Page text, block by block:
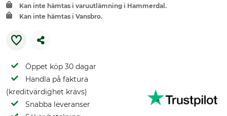
Kan inte hämtas i varuutlämning i Hammerdal.
Kan inte hämtas i Vansbro.
Öppet köp 30 dagar
Handla på faktura
(kreditvärdighet krävs)
Snabba leveranser